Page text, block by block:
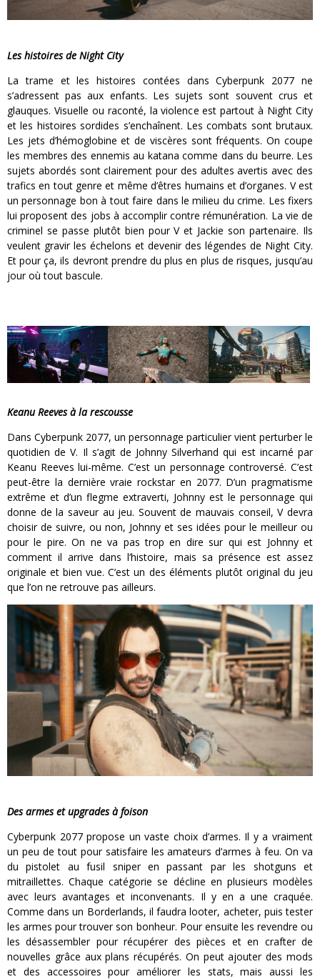
Les histoires de Night City
La trame et les histoires contées dans Cyberpunk 2077 ne
s’adressent pas aux enfants. Les sujets sont souvent crus et
glauques. Visuelle ou raconté, la violence est partout à Night City
et les histoires sordides s’enchaînent. Les combats sont brutaux.
Les jets d’hémoglobine et de viscères sont fréquents. On coupe
les membres des ennemis au katana comme dans du beurre. Les
sujets abordés sont clairement pour des adultes avertis avec des
trafics en tout genre et même d’êtres humains et d’organes. V est
un personnage bon à tout faire dans le milieu du crime. Les fixers
lui proposent des jobs à accomplir contre rémunération. La vie de
criminel se passe plutôt bien pour V et Jackie son partenaire. Ils
veulent gravir les échelons et devenir des légendes de Night City.
Et pour ça, ils devront prendre du plus en plus de risques, jusqu’au
jour où tout bascule.
Keanu Reeves à la rescousse
Dans Cyberpunk 2077, un personnage particulier vient perturber le
quotidien de V. Il s’agit de Johnny Silverhand qui est incarné par
Keanu Reeves lui-même. C’est un personnage controversé. C’est
peut-être la dernière vraie rockstar en 2077. D’un pragmatisme
extrême et d’un flegme extraverti, Johnny est le personnage qui
donne de la saveur au jeu. Souvent de mauvais conseil, V devra
choisir de suivre, ou non, Johnny et ses idées pour le meilleur ou
pour le pire. On ne va pas trop en dire sur qui est Johnny et
comment il arrive dans l’histoire, mais sa présence est assez
originale et bien vue. C’est un des éléments plutôt original du jeu
que l’on ne retrouve pas ailleurs.
Des armes et upgrades à foison
Cyberpunk 2077 propose un vaste choix d’armes. Il y a vraiment
un peu de tout pour satisfaire les amateurs d’armes à feu. On va
du pistolet au fusil sniper en passant par les shotguns et
mitraillettes. Chaque catégorie se décline en plusieurs modèles
avec leurs avantages et inconvenants. Il y en a une craquée.
Comme dans un Borderlands, il faudra looter, acheter, puis tester
les armes pour trouver son bonheur. Pour ensuite les revendre ou
les désassembler pour récupérer des pièces et en crafter de
nouvelles grâce aux plans récupérés. On peut ajouter des mods
et des accessoires pour améliorer les stats, mais aussi les